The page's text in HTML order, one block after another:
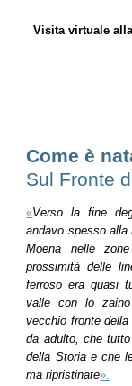
Visita virtuale
Come è
Sul Fronte
«Verso la fine
andavo spesso alla
Moena nelle
prossimità delle
ferroso era quasi
valle con lo
vecchio fronte della
da adulto, che
della Storia e che
ma ripristinate».